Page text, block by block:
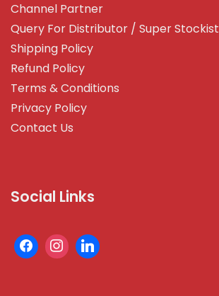
Channel Partner
Query For Distributor / Super Stockist
Shipping Policy
Refund Policy
Terms & Conditions
Privacy Policy
Contact Us
Social Links